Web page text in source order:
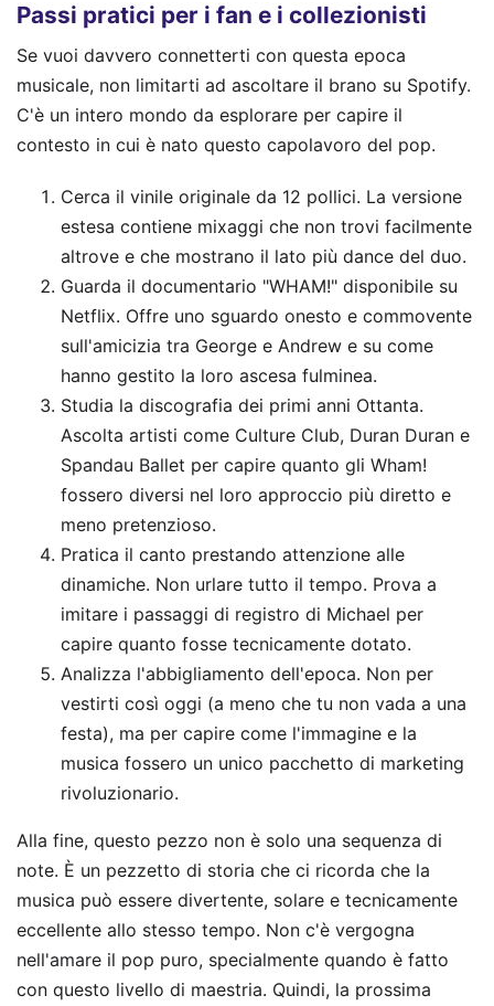
Passi pratici per i fan e i collezionisti
Se vuoi davvero connetterti con questa epoca
musicale, non limitarti ad ascoltare il brano su Spotify.
C'è un intero mondo da esplorare per capire il
contesto in cui è nato questo capolavoro del pop.
Cerca il vinile originale da 12 pollici. La versione
estesa contiene mixaggi che non trovi facilmente
altrove e che mostrano il lato più dance del duo.
Guarda il documentario "WHAM!" disponibile su
Netflix. Offre uno sguardo onesto e commovente
sull'amicizia tra George e Andrew e su come
hanno gestito la loro ascesa fulminea.
Studia la discografia dei primi anni Ottanta.
Ascolta artisti come Culture Club, Duran Duran e
Spandau Ballet per capire quanto gli Wham!
fossero diversi nel loro approccio più diretto e
meno pretenzioso.
Pratica il canto prestando attenzione alle
dinamiche. Non urlare tutto il tempo. Prova a
imitare i passaggi di registro di Michael per
capire quanto fosse tecnicamente dotato.
Analizza l'abbigliamento dell'epoca. Non per
vestirti così oggi (a meno che tu non vada a una
festa), ma per capire come l'immagine e la
musica fossero un unico pacchetto di marketing
rivoluzionario.
Alla fine, questo pezzo non è solo una sequenza di
note. È un pezzetto di storia che ci ricorda che la
musica può essere divertente, solare e tecnicamente
eccellente allo stesso tempo. Non c'è vergogna
nell'amare il pop puro, specialmente quando è fatto
con questo livello di maestria. Quindi, la prossima